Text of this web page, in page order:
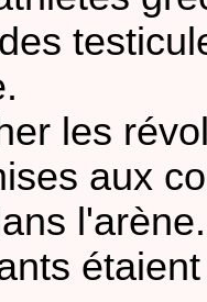
les
aux
l'arène.